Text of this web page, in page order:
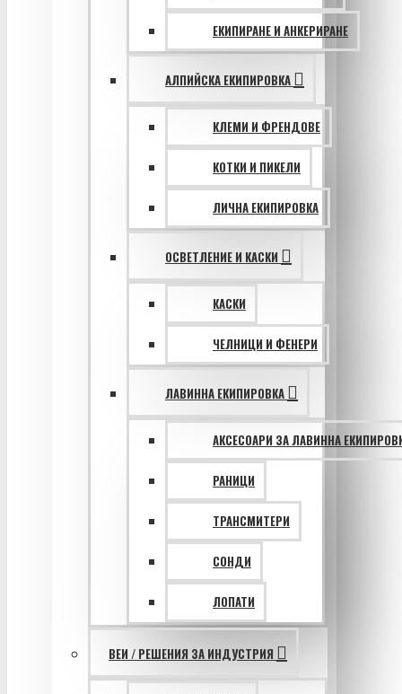
ЕКИПИРАНЕ И АНКЕРИРАНЕ
АЛПИЙСКА ЕКИПИРОВКА
КЛЕМИ И ФРЕНДОВЕ
КОТКИ И ПИКЕЛИ
ЛИЧНА ЕКИПИРОВКА
ОСВЕТЛЕНИЕ И КАСКИ
КАСКИ
ЧЕЛНИЦИ И ФЕНЕРИ
ЛАВИННА ЕКИПИРОВКА
АКСЕСОАРИ ЗА ЛАВИННА
РАНИЦИ
ТРАНСМИТЕРИ
СОНДИ
ЛОПАТИ
ВЕИ / РЕШЕНИЯ ЗА ИНДУСТРИЯ